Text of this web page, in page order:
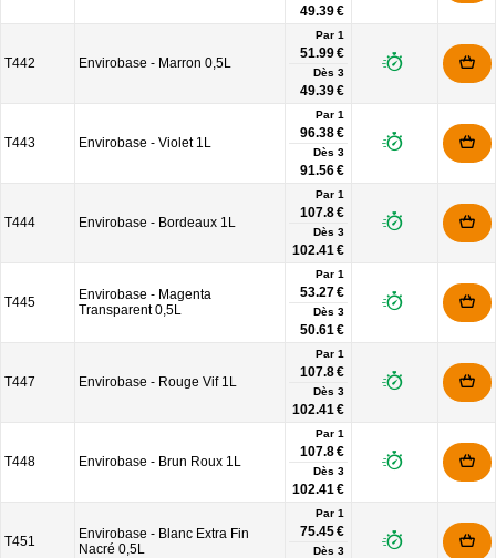
49.39 €
T442 Envirobase - Marron 0,5L
Par 1
51.99 €
Dès 3
49.39 €
T443 Envirobase - Violet 1L
Par 1
96.38 €
Dès 3
91.56 €
T444 Envirobase - Bordeaux 1L
Par 1
107.8 €
Dès 3
102.41 €
T445
Envirobase - Magenta
Transparent 0,5L
Par 1
53.27 €
Dès 3
50.61 €
T447 Envirobase - Rouge Vif 1L
Par 1
107.8 €
Dès 3
102.41 €
T448 Envirobase - Brun Roux 1L
Par 1
107.8 €
Dès 3
102.41 €
T451
Envirobase - Blanc Extra Fin
Nacré 0,5L
Par 1
75.45 €
Dès 3